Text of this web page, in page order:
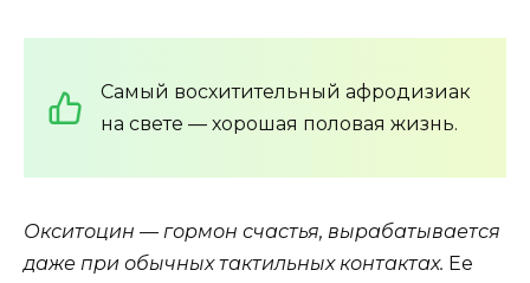
Самый восхитительный афродизиак
на свете — хорошая половая жизнь.
Окситоцин — гормон счастья, вырабатывается
даже при обычных тактильных контактах. Ее